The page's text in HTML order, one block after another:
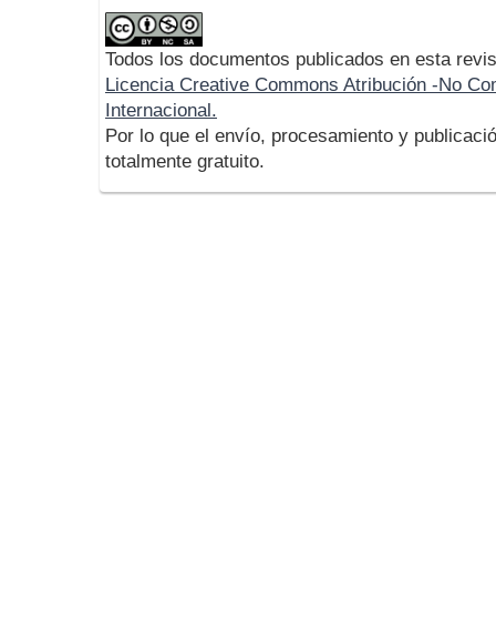
Todos los documentos publicados en esta
Licencia Creative Commons Atribución -No
Internacional.
Por lo que el envío, procesamiento y
totalmente gratuito.